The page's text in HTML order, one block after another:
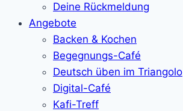
Deine Rückmeldung
Angebote
Backen & Kochen
Begegnungs-Café
Deutsch üben im Triangolo
Digital-Café
Kafi-Treff